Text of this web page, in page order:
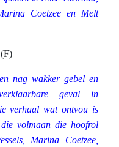
Coetzee en Melt
(F)
nag wakker gebel en
geval in
verhaal wat ontvou is
volmaan die hoofrol
Marina Coetzee,